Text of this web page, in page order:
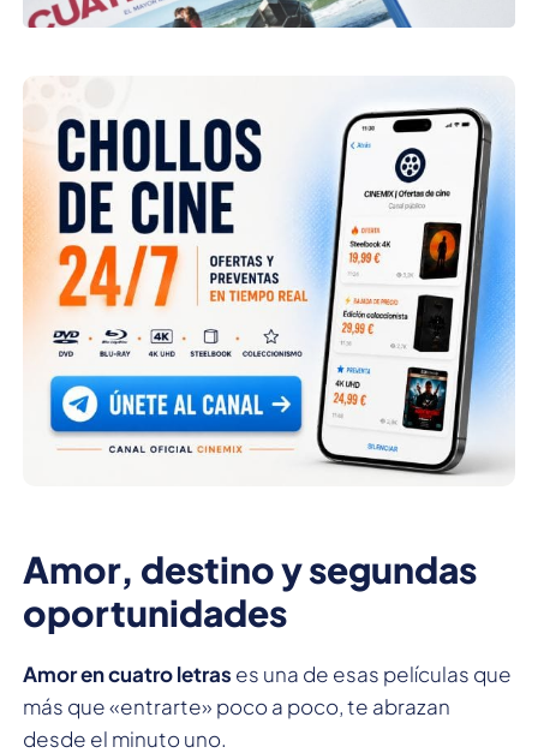
Amor, destino y segundas
oportunidades
Amor en cuatro letras es una de esas películas que
más que «entrarte» poco a poco, te abrazan
desde el minuto uno.